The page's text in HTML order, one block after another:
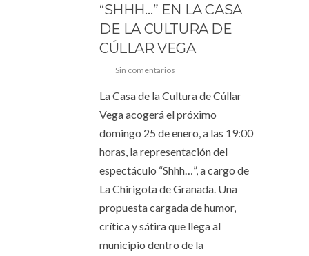
“SHHH…” EN LA CASA
DE LA CULTURA DE
CÚLLAR VEGA
Sin comentarios
La Casa de la Cultura de Cúllar
Vega acogerá el próximo
domingo 25 de enero, a las 19:00
horas, la representación del
espectáculo “Shhh…”, a cargo de
La Chirigota de Granada. Una
propuesta cargada de humor,
crítica y sátira que llega al
municipio dentro de la